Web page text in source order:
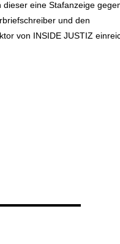
dieser eine Stafanzeige
und den
von INSIDE JUSTIZ